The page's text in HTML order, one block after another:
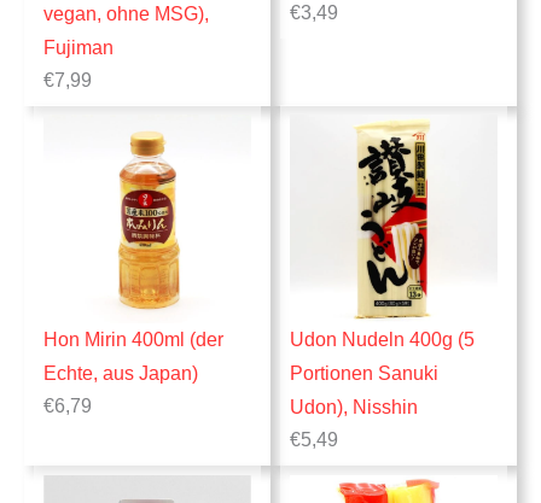
vegan, ohne MSG),
Fujiman
€7,99
€3,49
Hon Mirin 400ml (der
Echte, aus Japan)
€6,79
Udon Nudeln 400g (5
Portionen Sanuki
Udon), Nisshin
€5,49